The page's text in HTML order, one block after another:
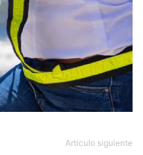
Artículo siguiente